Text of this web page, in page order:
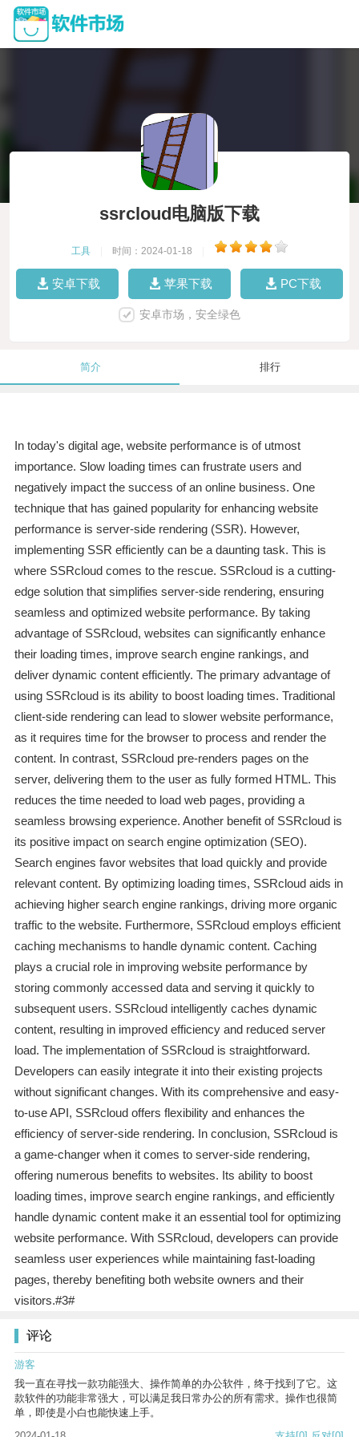
ssrcloud电脑版下载
工具 时间：2024-01-18
安卓下载 苹果下载 PC下载
安卓市场，安全绿色
简介 排行
In today's digital age, website performance is of utmost
importance. Slow loading times can frustrate users and
negatively impact the success of an online business. One
technique that has gained popularity for enhancing website
performance is server-side rendering (SSR). However,
implementing SSR efficiently can be a daunting task. This is
where SSRcloud comes to the rescue. SSRcloud is a cutting-
edge solution that simplifies server-side rendering, ensuring
seamless and optimized website performance. By taking
advantage of SSRcloud, websites can significantly enhance
their loading times, improve search engine rankings, and
deliver dynamic content efficiently. The primary advantage of
using SSRcloud is its ability to boost loading times. Traditional
client-side rendering can lead to slower website performance,
as it requires time for the browser to process and render the
content. In contrast, SSRcloud pre-renders pages on the
server, delivering them to the user as fully formed HTML. This
reduces the time needed to load web pages, providing a
seamless browsing experience. Another benefit of SSRcloud is
its positive impact on search engine optimization (SEO).
Search engines favor websites that load quickly and provide
relevant content. By optimizing loading times, SSRcloud aids in
achieving higher search engine rankings, driving more organic
traffic to the website. Furthermore, SSRcloud employs efficient
caching mechanisms to handle dynamic content. Caching
plays a crucial role in improving website performance by
storing commonly accessed data and serving it quickly to
subsequent users. SSRcloud intelligently caches dynamic
content, resulting in improved efficiency and reduced server
load. The implementation of SSRcloud is straightforward.
Developers can easily integrate it into their existing projects
without significant changes. With its comprehensive and easy-
to-use API, SSRcloud offers flexibility and enhances the
efficiency of server-side rendering. In conclusion, SSRcloud is
a game-changer when it comes to server-side rendering,
offering numerous benefits to websites. Its ability to boost
loading times, improve search engine rankings, and efficiently
handle dynamic content make it an essential tool for optimizing
website performance. With SSRcloud, developers can provide
seamless user experiences while maintaining fast-loading
pages, thereby benefiting both website owners and their
visitors.#3#
评论
游客
我一直在寻找一款功能强大、操作简单的办公软件，终于找到了它。这
款软件的功能非常强大，可以满足我日常办公的所有需求。操作也很简
单，即使是小白也能快速上手。